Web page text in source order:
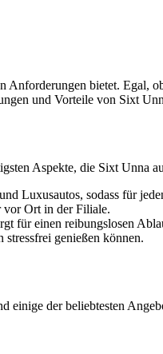
bietet. Egal,
und Vorteile von Sixt
Aspekte, die Sixt Unna
Luxusautos, sodass für
vor Ort in der Filiale.
für einen reibungslosen
genießen können.
einige der beliebtesten